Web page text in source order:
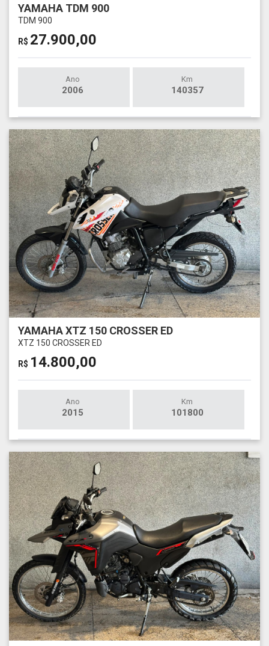
YAMAHA TDM 900
TDM 900
R$ 27.900,00
Ano
2006
Km
140357
YAMAHA XTZ 150 CROSSER ED
XTZ 150 CROSSER ED
R$ 14.800,00
Ano
2015
Km
101800